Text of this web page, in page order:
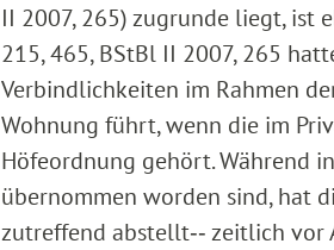
II 2007, 265) zugrunde liegt, ist
215, 465, BStBl II 2007, 265
Verbindlichkeiten im Rahmen
Wohnung führt, wenn die im
Höfeordnung gehört. Während
übernommen worden sind, hat
zutreffend abstellt‑‑ zeitlich vor